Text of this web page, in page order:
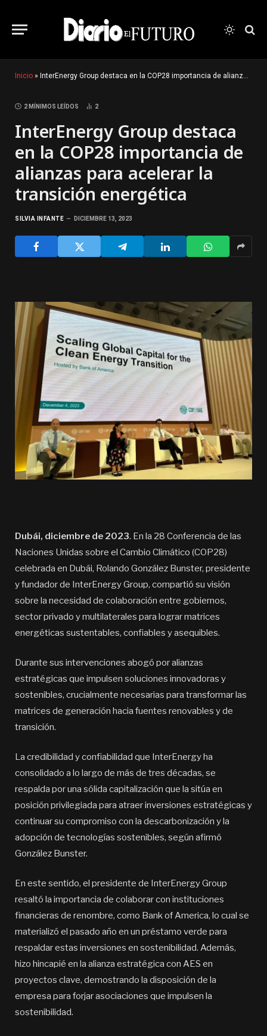
Inicio » InterEnergy Group destaca en la COP28 importancia de alianzas para acelerar la transición energética
2 MÍNIMOS LEÍDOS 2
InterEnergy Group destaca
en la COP28 importancia de
alianzas para acelerar la
transición energética
SILVIA INFANTE DICIEMBRE 13, 2023
Dubái, diciembre de 2023. En la 28 Conferencia de las
Naciones Unidas sobre el Cambio Climático (COP28)
celebrada en Dubái, Rolando González Bunster, presidente
y fundador de InterEnergy Group, compartió su visión
sobre la necesidad de colaboración entre gobiernos,
sector privado y multilaterales para lograr matrices
energéticas sustentables, confiables y asequibles.
Durante sus intervenciones abogó por alianzas
estratégicas que impulsen soluciones innovadoras y
sostenibles, crucialmente necesarias para transformar las
matrices de generación hacia fuentes renovables y de
transición.
La credibilidad y confiabilidad que InterEnergy ha
consolidado a lo largo de más de tres décadas, se
respalda por una sólida capitalización que la sitúa en
posición privilegiada para atraer inversiones estratégicas y
continuar su compromiso con la descarbonización y la
adopción de tecnologías sostenibles, según afirmó
González Bunster.
En este sentido, el presidente de InterEnergy Group
resaltó la importancia de colaborar con instituciones
financieras de renombre, como Bank of America, lo cual se
materializó el pasado año en un préstamo verde para
respaldar estas inversiones en sostenibilidad. Además,
hizo hincapié en la alianza estratégica con AES en
proyectos clave, demostrando la disposición de la
empresa para forjar asociaciones que impulsen la
sostenibilidad.